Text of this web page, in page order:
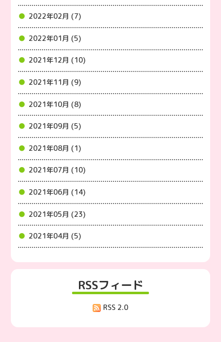
2022年02月 (7)
2022年01月 (5)
2021年12月 (10)
2021年11月 (9)
2021年10月 (8)
2021年09月 (5)
2021年08月 (1)
2021年07月 (10)
2021年06月 (14)
2021年05月 (23)
2021年04月 (5)
RSSフィード
RSS 2.0